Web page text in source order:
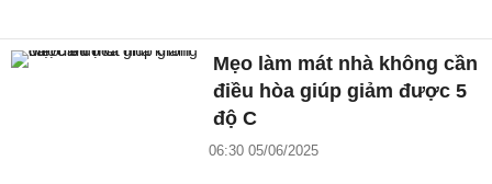
Mẹo làm mát nhà không cần
điều hòa giúp giảm được 5
độ C
06:30 05/06/2025